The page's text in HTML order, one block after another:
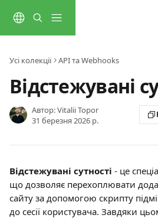
Усі колекції API та Webhooks
Відстежувані
Автор:Vitalii Topor
31 березня 2026 р.
Відстежувані сутності - це
що дозволяє перехоплювати
сайту за допомогою скрипту
до сесії користувача. Завдяки